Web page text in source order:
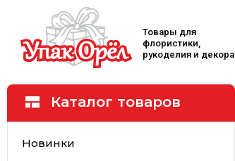
Товары для
флористики,
рукоделия и декора
Каталог товаров
Новинки